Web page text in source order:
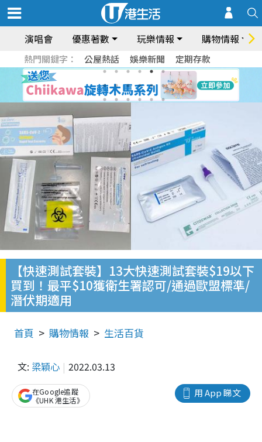
演唱會 優惠著數 玩樂情報 購物情報
熱門關鍵字： 公屋熱話 娛樂新聞 定期存款
【快速測試套裝】13大快速測試套裝$19以下
買到！最平$10獲衛生署認可/通過歐盟標準/
潛伏期適用
首頁 購物情報 生活百貨
文: 梁穎心 2022.03.13
用 App 睇文
在Google追蹤
《UHK 港生活》